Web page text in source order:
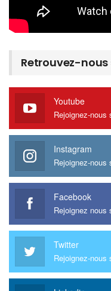
Retrouvez-nous
Youtube
Rejoignez-nous
Instagram
Rejoignez-nous
Facebook
Rejoignez nous
Twitter
Rejoignez-nous